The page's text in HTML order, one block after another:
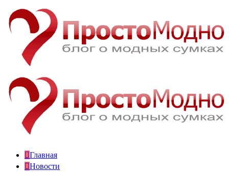
Главная
Новости